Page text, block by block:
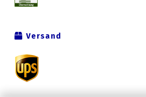
Versand